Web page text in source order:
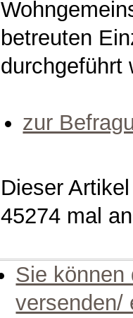
betreuten
durchgeführt
zur
Dieser
45274 mal
Sie können
versenden/